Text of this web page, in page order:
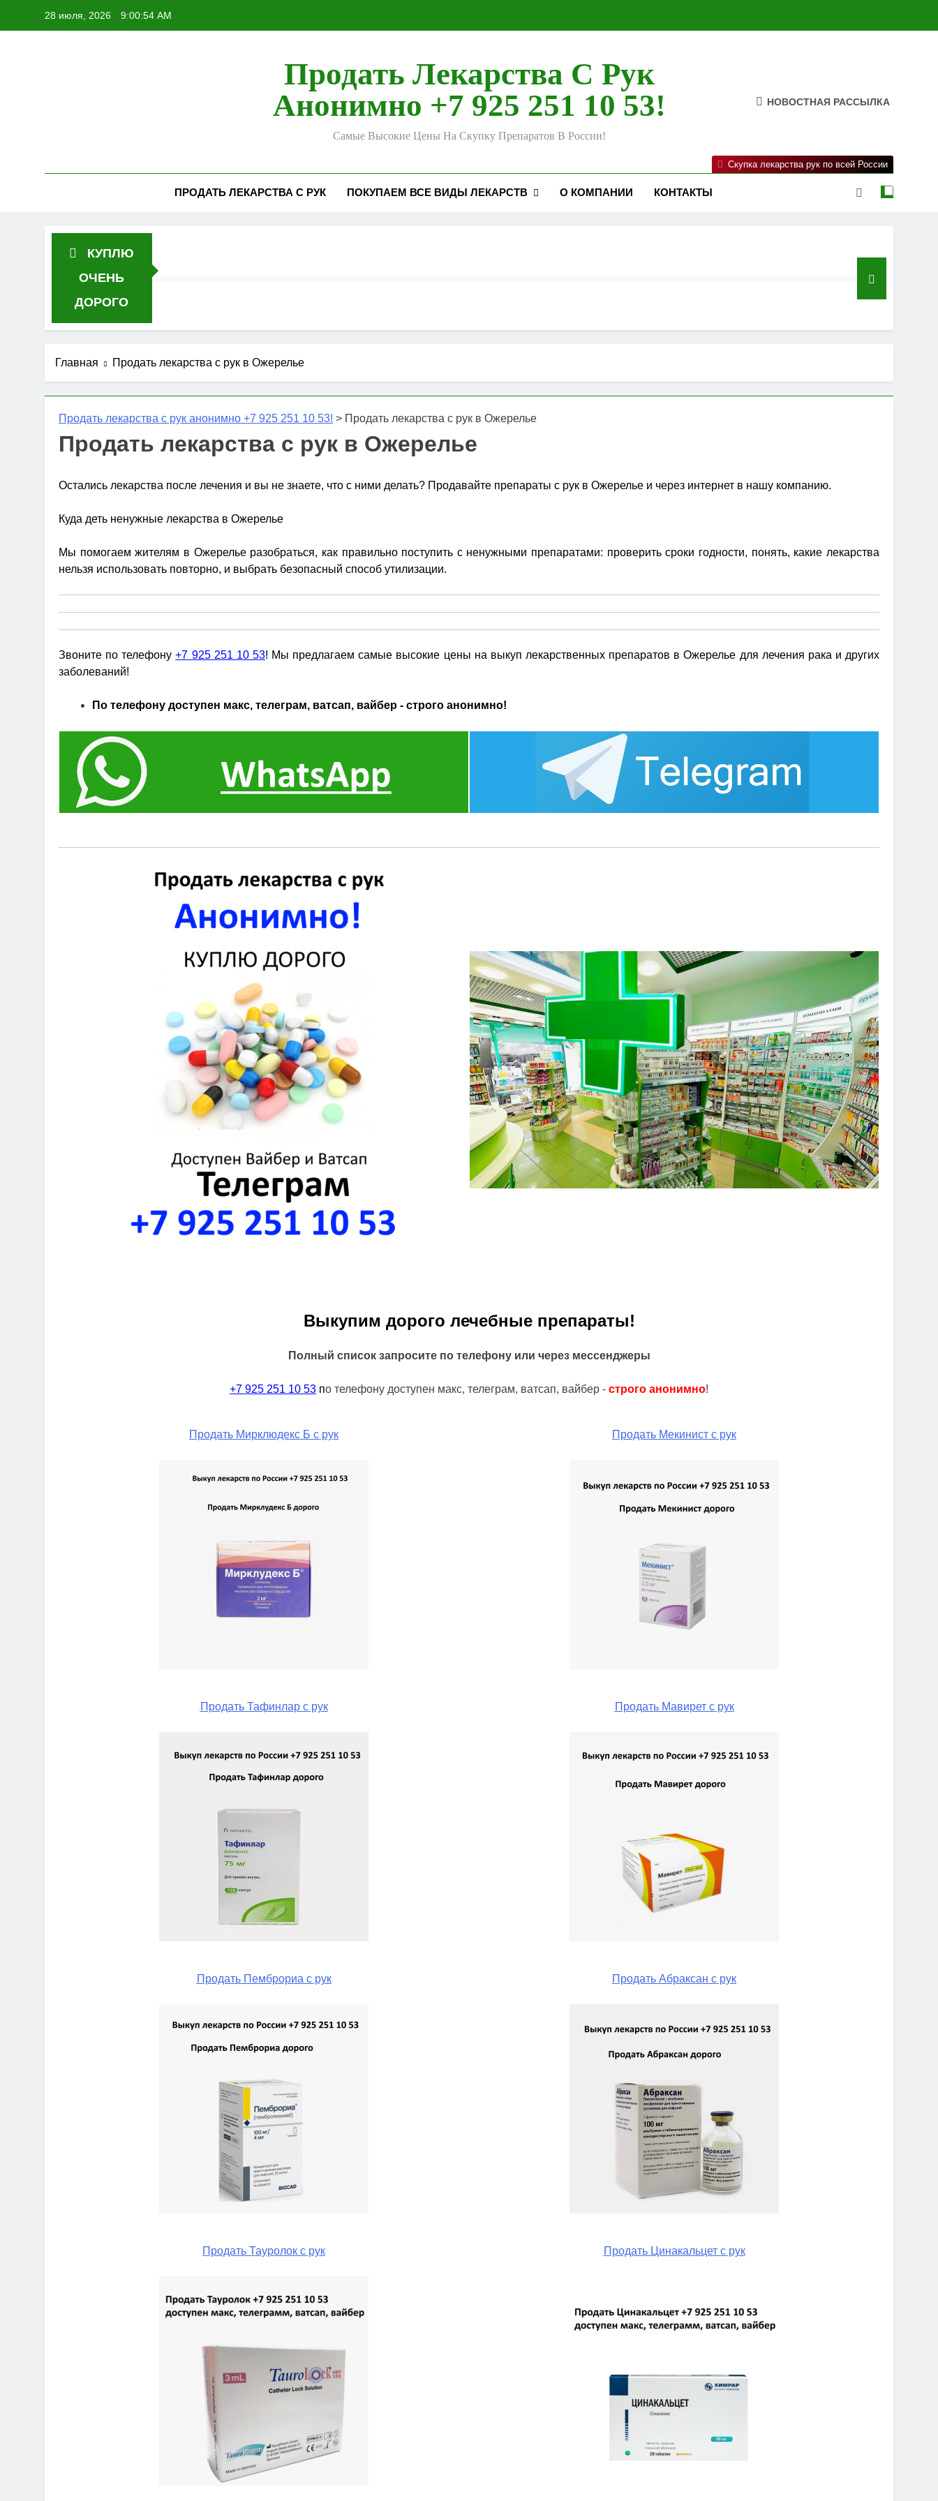
28 июля, 2026 9:00:55 AM
Продать Лекарства С Рук
Анонимно +7 925 251 10 53!
Самые Высокие Цены На Скупку Препаратов В России!
НОВОСТНАЯ РАССЫЛКА
ПРОДАТЬ ЛЕКАРСТВА С РУК ПОКУПАЕМ ВСЕ ВИДЫ ЛЕКАРСТВ О КОМПАНИИ КОНТАКТЫ
Скупка лекарства рук по всей России
КУПЛЮ
ОЧЕНЬ
ДОРОГО
Главная Продать лекарства с рук в Ожерелье
Продать лекарства с рук анонимно +7 925 251 10 53! > Продать лекарства с рук в Ожерелье
Продать лекарства с рук в Ожерелье
Остались лекарства после лечения и вы не знаете, что с ними делать? Продавайте препараты с рук в Ожерелье и через интернет в нашу компанию.
Куда деть ненужные лекарства в Ожерелье
Мы помогаем жителям в Ожерелье разобраться, как правильно поступить с ненужными препаратами: проверить сроки годности, понять, какие лекарства
нельзя использовать повторно, и выбрать безопасный способ утилизации.
Звоните по телефону+7 925 251 10 53! Мы предлагаем самые высокие цены на выкуп лекарственных препаратов в Ожерелье для лечения рака и других
заболеваний!
По телефону доступен макс, телеграм, ватсап, вайбер - строго анонимно!
Выкупим дорого лечебные препараты!
Полный список запросите по телефону или через мессенджеры
+7 925 251 10 53 по телефону доступен макс, телеграм, ватсап, вайбер - строго анонимно!
Продать Мирклюдекс Б с рук Продать Мекинист с рук
Продать Тафинлар с рук Продать Мавирет с рук
Продать Пемброриа с рук Продать Абраксан с рук
Продать Тауролок с рук Продать Цинакальцет с рук